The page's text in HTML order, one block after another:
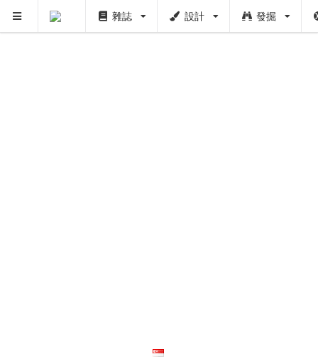
雜誌 設計 發掘